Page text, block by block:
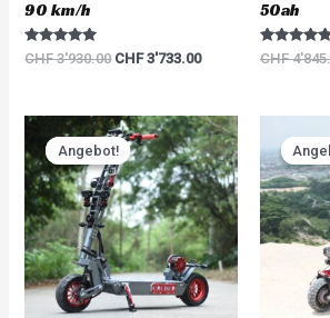
90 km/h
Rated
5.00
CHF3'930.00 CHF3'733.00
50ah
Rated
5.00
CHF
Angebot!
Angebot!
Original
price
was:
CHF 6'000.00.
Current
price
is:
CHF 5'700.00.